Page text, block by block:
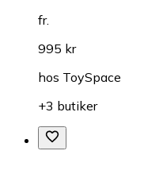
fr.
995 kr
hos ToySpace
+3 butiker